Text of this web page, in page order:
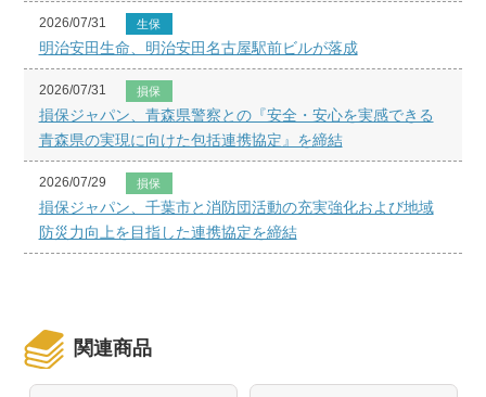
2026/07/31 生保
明治安田生命、明治安田名古屋駅前ビルが落成
2026/07/31 損保
損保ジャパン、青森県警察との『安全・安心を実感できる
青森県の実現に向けた包括連携協定』を締結
2026/07/29 損保
損保ジャパン、千葉市と消防団活動の充実強化および地域
防災力向上を目指した連携協定を締結
関連商品